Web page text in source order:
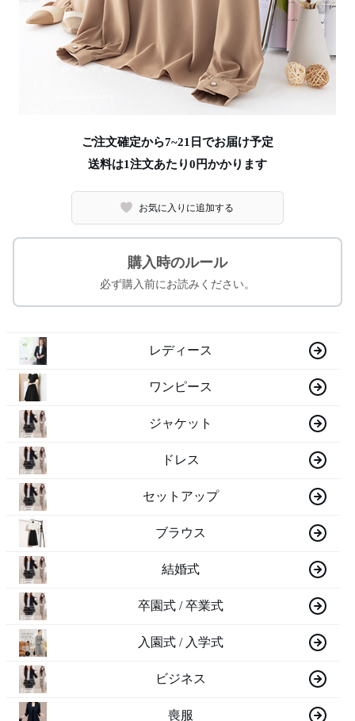
ご注文確定から7~21日でお届け予定
送料は1注文あたり0 円かかります
お気に入りに追加する
購入時のルール
必ず購入前にお読みください。
レディース
ワンピース
ジャケット
ドレス
セットアップ
ブラウス
結婚式
卒園式 / 卒業式
入園式 / 入学式
ビジネス
喪服